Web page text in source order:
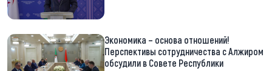
Экономика – основа отношений!
Перспективы сотрудничества с Алжиром
обсудили в Совете Республики